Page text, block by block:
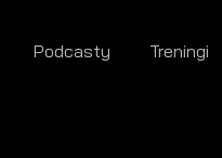
Podcasty Treningi